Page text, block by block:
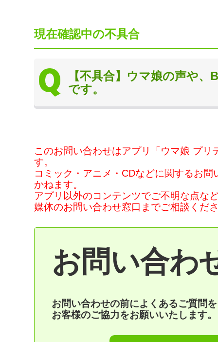
現在確認中の不具合
【不具合】ウマ娘の声や
です。
このお問い合わせはアプリ「ウマ娘 プリ
す。
コミック・アニメ・CDなどに関するお
かねます。
アプリ以外のコンテンツでご不明な点な
媒体のお問い合わせ窓口までご相談くだ
お問い合わ
お問い合わせの前によくあるご質問
お客様のご協力をお願いいたします。